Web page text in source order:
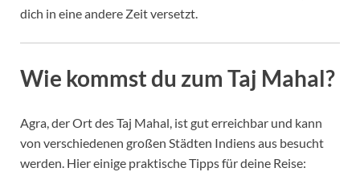
dich in eine andere Zeit versetzt.
Wie kommst du zum Taj Mahal?
Agra, der Ort des Taj Mahal, ist gut erreichbar und kann
von verschiedenen großen Städten Indiens aus besucht
werden. Hier einige praktische Tipps für deine Reise: